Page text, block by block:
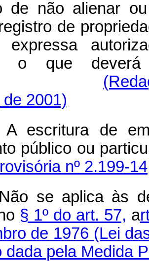
de não alienar
de
o que
2001)
de
público ou
nº 2.199-
se aplica às
§ 1º do art. 57, a
de 1976 (Lei
dada pela Medida